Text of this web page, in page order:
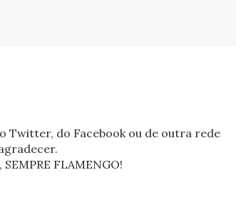
Twitter, do Facebook ou de outra rede
FLAMENGO!